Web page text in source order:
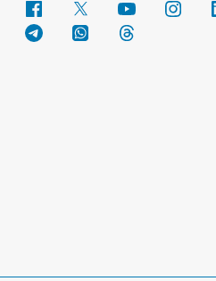
Facebook YouTube
Telegram WhatsApp